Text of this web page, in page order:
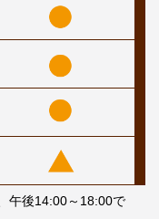
午後14:00～18:00で